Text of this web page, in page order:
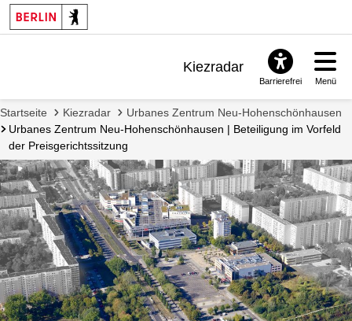
Kiezradar
FAQ & Support
Barrierefrei Menü
Startseite Kiezradar
Urbanes Zentrum Neu-Hohenschönhausen
Urbanes Zentrum Neu-Hohenschönhausen | Beteiligung im Vorfeld
der Preisgerichtssitzung
über
werden.